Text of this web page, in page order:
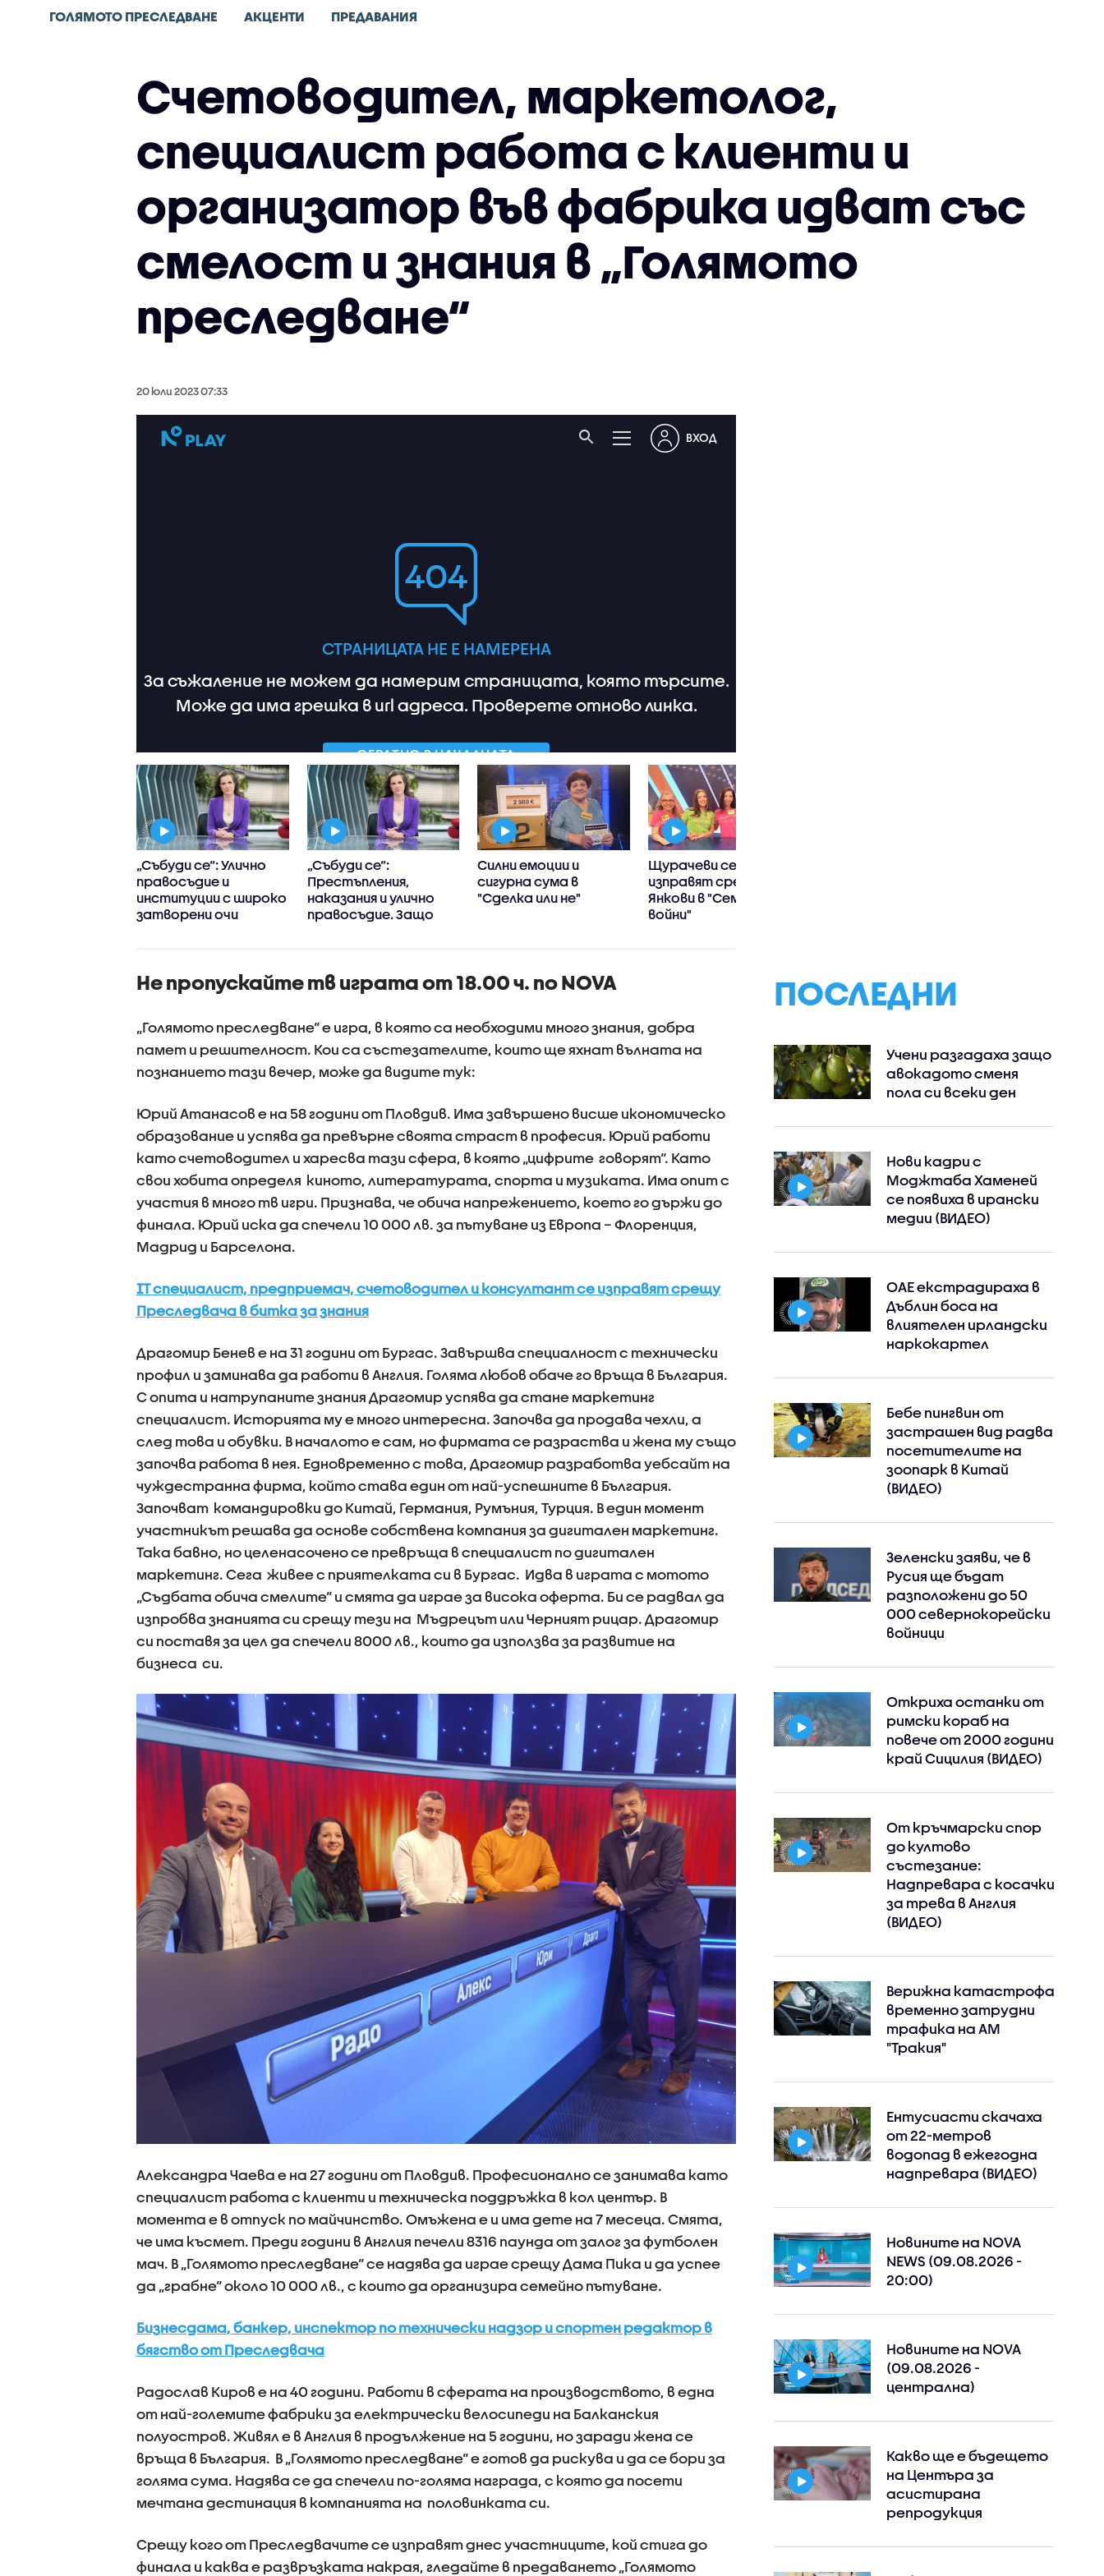
ГОЛЯМОТО ПРЕСЛЕДВАНЕ АКЦЕНТИ ПРЕДАВАНИЯ
Счетоводител, маркетолог,
специалист работа с клиенти и
организатор във фабрика идват със
смелост и знания в „Голямото
преследване“
20 юли 2023 07:33
„Събуди се“: Улично
правосъдие и
институции с широко
затворени очи
„Събуди се“:
Престъпления,
наказания и улично
правосъдие. Защо
превърнаха в убийци?
Силни емоции и
сигурна сума в
"Сделка или не"
Щурачеви се
изправят срещу
Янкови в "Семейни
войни"
Не пропускайте тв играта от 18.00 ч. по NOVA
„Голямото преследване“ е игра, в която са необходими много знания, добра
памет и решителност. Кои са състезателите, които ще яхнат вълната на
познанието тази вечер, може да видите тук:
Юрий Атанасов е на 58 години от Пловдив. Има завършено висше икономическо
образование и успява да превърне своята страст в професия. Юрий работи
като счетоводител и харесва тази сфера, в която „цифрите говорят“. Като
свои хобита определя киното, литературата, спорта и музиката. Има опит с
участия в много тв игри. Признава, че обича напрежението, което го държи до
финала. Юрий иска да спечели 10 000 лв. за пътуване из Европа – Флоренция,
Мадрид и Барселона.
IT специалист, предприемач, счетоводител и консултант се изправят срещу
Преследвача в битка за знания
Драгомир Бенев е на 31 години от Бургас. Завършва специалност с технически
профил и заминава да работи в Англия. Голяма любов обаче го връща в България.
С опита и натрупаните знания Драгомир успява да стане маркетинг
специалист. Историята му е много интересна. Започва да продава чехли, а
след това и обувки. В началото е сам, но фирмата се разраства и жена му също
започва работа в нея. Едновременно с това, Драгомир разработва уебсайт на
чуждестранна фирма, който става един от най-успешните в България.
Започват командировки до Китай, Германия, Румъния, Турция. В един момент
участникът решава да основе собствена компания за дигитален маркетинг.
Така бавно, но целенасочено се превръща в специалист по дигитален
маркетинг. Сега живее с приятелката си в Бургас. Идва в играта с мотото
„Съдбата обича смелите“ и смята да играе за висока оферта. Би се радвал да
изпробва знанията си срещу тези на Мъдрецът или Черният рицар. Драгомир
си поставя за цел да спечели 8000 лв., които да използва за развитие на
бизнеса си.
Александра Чаева е на 27 години от Пловдив. Професионално се занимава като
специалист работа с клиенти и техническа поддръжка в кол център. В
момента е в отпуск по майчинство. Омъжена е и има дете на 7 месеца. Смята,
че има късмет. Преди години в Англия печели 8316 паунда от залог за футболен
мач. В „Голямото преследване“ се надява да играе срещу Дама Пика и да успее
да „грабне“ около 10 000 лв., с които да организира семейно пътуване.
Бизнесдама, банкер, инспектор по технически надзор и спортен редактор в
бягство от Преследвача
Радослав Киров е на 40 години. Работи в сферата на производството, в една
от най-големите фабрики за електрически велосипеди на Балканския
полуостров. Живял е в Англия в продължение на 5 години, но заради жена се
връща в България. В „Голямото преследване“ е готов да рискува и да се бори за
голяма сума. Надява се да спечели по-голяма награда, с която да посети
мечтана дестинация в компанията на половинката си.
Срещу кого от Преследвачите се изправят днес участниците, кой стига до
финала и каква е развръзката накрая, гледайте в предаването „Голямото
ПОСЛЕДНИ
Учени разгадаха защо
авокадото сменя
пола си всеки ден
Нови кадри с
Моджтаба Хаменей
се появиха в ирански
медии (ВИДЕО)
ОАЕ екстрадираха в
Дъблин боса на
влиятелен ирландски
наркокартел
Бебе пингвин от
застрашен вид радва
посетителите на
зоопарк в Китай
(ВИДЕО)
Зеленски заяви, че в
Русия ще бъдат
разположени до 50
000 севернокорейски
войници
Откриха останки от
римски кораб на
повече от 2000 години
край Сицилия (ВИДЕО)
От кръчмарски спор
до култово
състезание:
Надпревара с косачки
за трева в Англия
(ВИДЕО)
Верижна катастрофа
временно затрудни
трафика на АМ
"Тракия"
Ентусиасти скачаха
от 22-метров
водопад в ежегодна
надпревара (ВИДЕО)
Новините на NOVA
NEWS (09.08.2026 -
20:00)
Новините на NOVA
(09.08.2026 -
централна)
Какво ще е бъдещето
на Центъра за
асистирана
репродукция